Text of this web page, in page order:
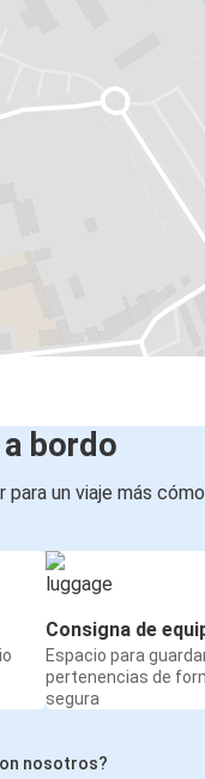
bordo
un viaje más
Consigna de
Espacio para
pertenencias de
segura
nosotros?